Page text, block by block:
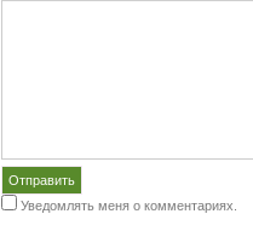
Уведомлять меня о комментариях.